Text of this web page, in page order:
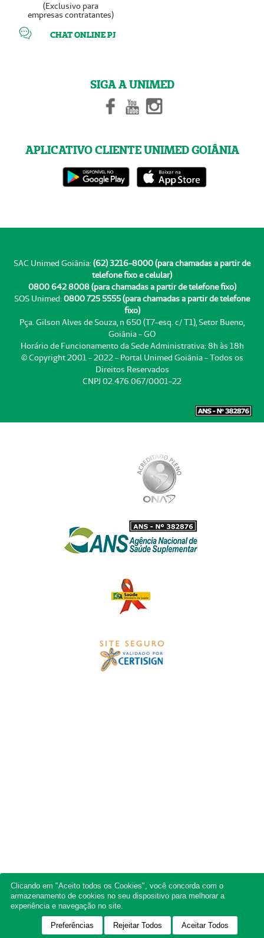
(Exclusivo para
empresas contratantes)
CHAT ONLINE PJ
SIGA A UNIMED
APLICATIVO CLIENTE UNIMED GOIÂNIA
SAC Unimed Goiânia: (62) 3216-8000 (para chamadas a partir de
telefone fixo e celular)
0800 642 8008 (para chamadas a partir de telefone fixo)
SOS Unimed: 0800 725 5555 (para chamadas a partir de telefone
fixo)
Pça. Gilson Alves de Souza, n 650 (T7-esq. c/ T1), Setor Bueno,
Goiânia - GO
Horário de Funcionamento da Sede Administrativa: 8h às 18h
© Copyright 2001 - 2022 - Portal Unimed Goiânia - Todos os
Direitos Reservados
CNPJ 02.476.067/0001-22
Clicando em "Aceito todos os Cookies", você concorda com o
armazenamento de cookies no seu dispositivo para melhorar a
experiência e navegação no site.
Preferências Rejeitar Todos Aceitar Todos